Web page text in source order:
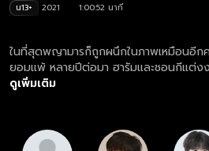
น13+ 2021
1:00:52 นาที
ในที่สุดพญามารก็ถูกผนึกในภาพเหมือนอีก
ยอมแพ้ หลายปีต่อมา ฮารัมและชอนกีแต่ง
มีความสุข ในวันเกิดของพวกเขา องค์ชาย
บัลลังก์ไป
ดูเพิ่มเติม